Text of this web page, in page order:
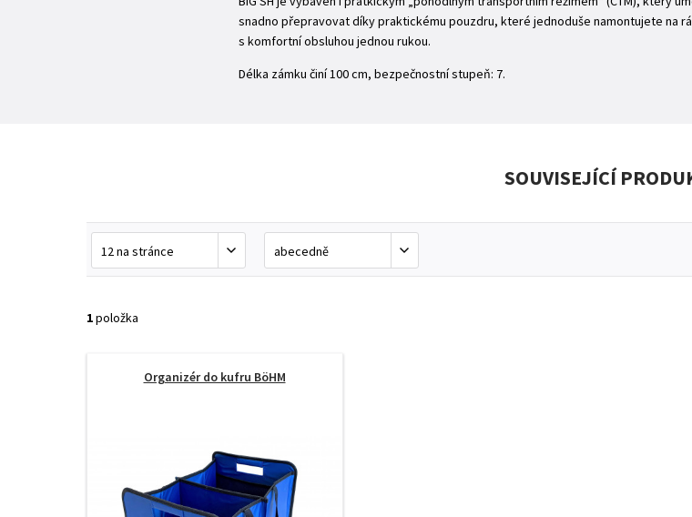
snadno přepravovat díky praktickému pouzdru, které jednoduše namontujete na
s komfortní obsluhou jednou rukou.
Délka zámku činí 100 cm, bezpečnostní stupeň: 7.
SOUVISEJÍCÍ
1položka
Organizér do kufru BöHM